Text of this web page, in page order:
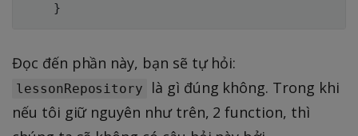
}
Đọc đến phần này, bạn sẽ tự hỏi:
lessonRepository
là gì đúng không. Trong khi
nếu tôi giữ nguyên như trên, 2 function, thì